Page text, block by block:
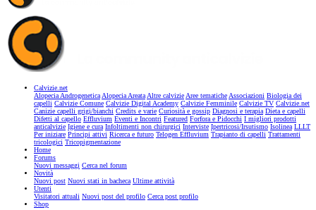
Calvizie.net
Alopecia AndrogeneticaAlopecia AreataAltre calvizieAree tematicheAssociazioni Biologia dei
capelli Calvizie Comune Calvizie Digital Academy Calvizie Femminile Calvizie TV Calvizie.net
Canizie capelli grigi/bianchi Credits e varie Curiosità e gossip Diagnosi e terapia Dieta e capelli
Difetti al capello Effluvium Eventi e Incontri Featured Forfora e Pidocchi I migliori prodotti
anticalvizie Igiene e cura Infoltimenti non chirurgici Interviste Ipertricosi/Irsutismo Isolinea LLLT
Per iniziare Principi attivi Ricerca e futuro Telogen Effluvium Trapianto di capelli Trattamenti
tricologici Tricopigmentazione
Home
Forums
Nuovi messaggi Cerca nel forum
Novità
Nuovi post Nuovi stati in bacheca Ultime attività
Utenti
Visitatori attuali Nuovi post del profilo Cerca post profilo
Shop